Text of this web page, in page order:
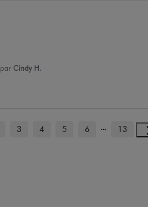
par Cindy H.
3 4 5 6 13